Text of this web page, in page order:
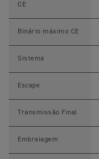
ç
s
CE
Binário máximo CE
Sistema
Escape
Transmissão Final
Embraiagem